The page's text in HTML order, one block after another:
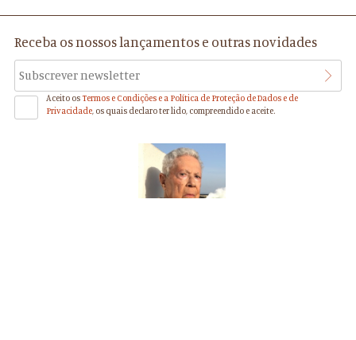
Receba os nossos lançamentos e outras novidades
Aceito os Termos e Condições e a Política de Proteção de Dados e de
Privacidade, os quais declaro ter lido, compreendido e aceite.